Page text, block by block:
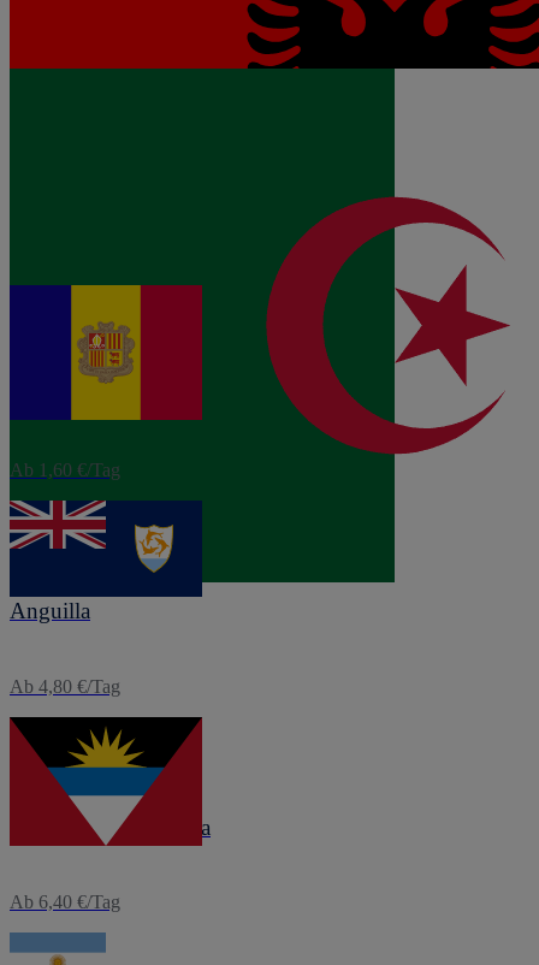
Ab 1,60 €/Tag
Anguilla
Ab 4,80 €/Tag
Antigua und Barbuda
Ab 6,40 €/Tag